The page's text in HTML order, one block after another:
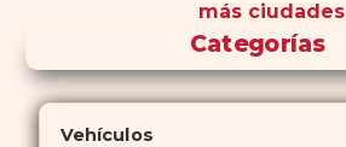
más ciudades
Categorías
Vehículos